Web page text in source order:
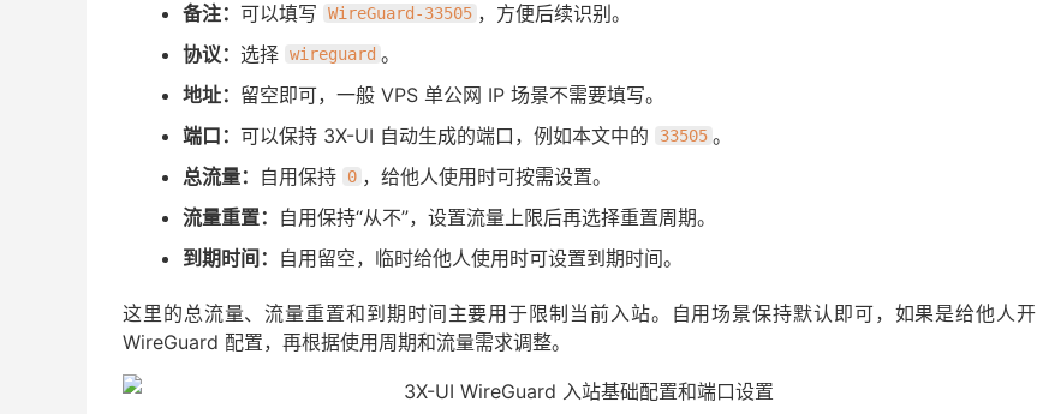
备注： 可以填写 WireGuard-33505 ，方便后续识别。
协议： 选择 wireguard 。
地址： 留空即可，一般 VPS 单公网 IP 场景不需要填写。
端口： 可以保持 3X-UI 自动生成的端口，例如本文中的 33505 。
总流量： 自用保持 0 ，给他人使用时可按需设置。
流量重置： 自用保持“从不”，设置流量上限后再选择重置周期。
到期时间： 自用留空，临时给他人使用时可设置到期时间。
这里的总流量、流量重置和到期时间主要用于限制当前入站。自用场景保持默认即可，如果是给他人开
WireGuard 配置，再根据使用周期和流量需求调整。